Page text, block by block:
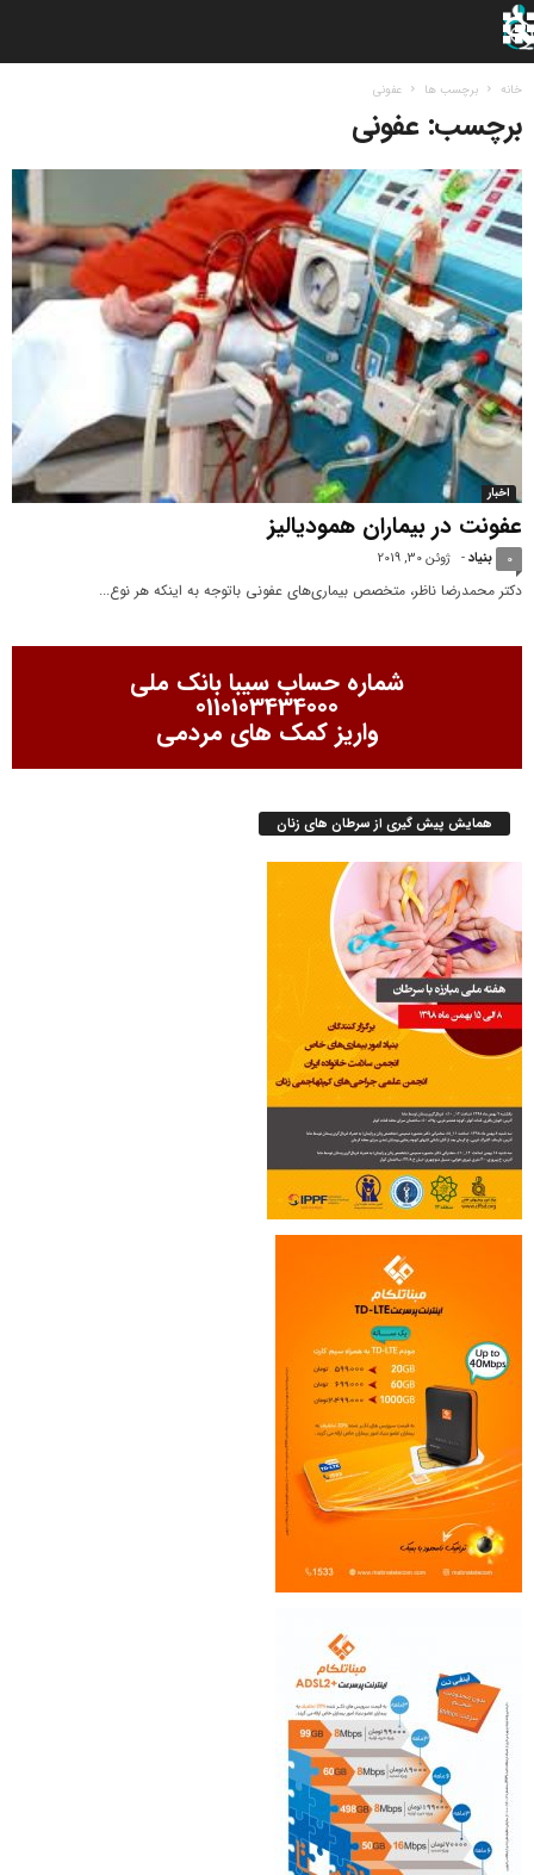
خانه برچسب ها عفونی
برچسب: عفونی
اخبار
عفونت در بیماران همودیالیز
بنیاد- ژوئن 30, 2019 0
دکتر محمدرضا ناظر، متخصص بیماری‌های عفونی باتوجه به اینکه هر نوع...
شماره حساب سیبا بانک ملی
0110103434000
واریز کمک های مردمی
همایش پیش گیری از سرطان های زنان